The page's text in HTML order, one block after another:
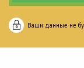
Ваши данные не